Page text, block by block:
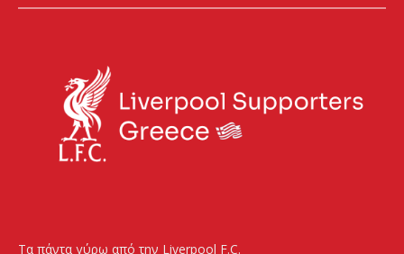
Τα πάντα γύρω από την Liverpool F.C.